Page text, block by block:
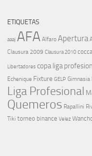
ETIQUETAS
aaaj AFA Alfaro Apertura
Clausura 2009 Clausura 2010
Libertadores copa liga
Echenique Fixture GELP Gimnasia
Liga Profesional
Quemeros Rapallini
Tiki torneo binance Velez